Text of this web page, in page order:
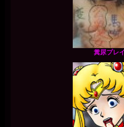
糞尿プレ